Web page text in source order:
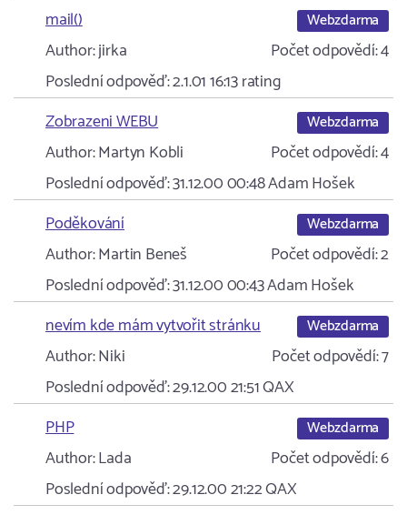
mail()
Webzdarma
Author:jirka Počet odpovědí:4
Poslední odpověď:2.1.01 16:13rating
Zobrazeni WEBU
Webzdarma
Author:Martyn Kobli Počet odpovědí:4
Poslední odpověď:31.12.00 00:48Adam Hošek
Poděkování
Webzdarma
Author:Martin Beneš Počet odpovědí:2
Poslední odpověď:31.12.00 00:43Adam Hošek
nevím kde mám vytvořit stránku
Webzdarma
Author:Niki Počet odpovědí:7
Poslední odpověď:29.12.00 21:51QAX
PHP
Webzdarma
Author:Lada Počet odpovědí:6
Poslední odpověď:29.12.00 21:22QAX